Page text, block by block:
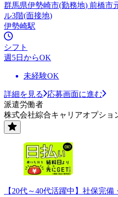
群馬県伊勢崎市(勤務地) 前橋市
ル3階(面接地)
伊勢崎駅
シフト
週5日からOK
未経験OK
詳細を見る
応募画面に進む
派遣労働者
株式会社綜合キャリアオプショ
【20代～40代活躍中】社保完